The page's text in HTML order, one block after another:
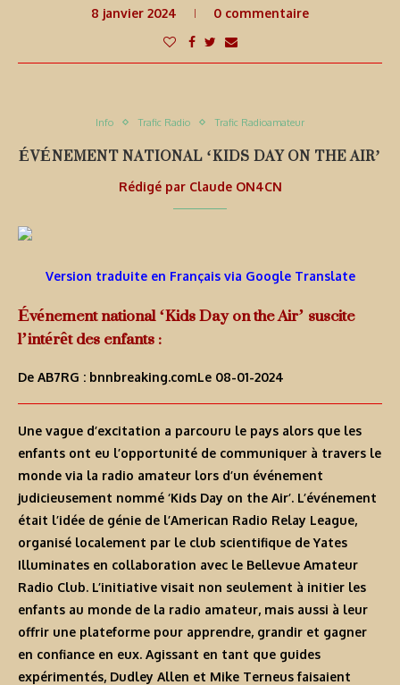
8 janvier 2024 0 commentaire
Info Trafic Radio Trafic Radioamateur
ÉVÉNEMENT NATIONAL ‘KIDS DAY ON THE AIR’
Rédigé par Claude ON4CN
Version traduite en Français via Google Translate
Événement national ‘Kids Day on the Air’ suscite
l’intérêt des enfants :
De AB7RG : bnnbreaking.comLe 08-01-2024
Une vague d’excitation a parcouru le pays alors que les
enfants ont eu l’opportunité de communiquer à travers le
monde via la radio amateur lors d’un événement
judicieusement nommé ‘Kids Day on the Air’. L’événement
était l’idée de génie de l’American Radio Relay League,
organisé localement par le club scientifique de Yates
Illuminates en collaboration avec le Bellevue Amateur
Radio Club. L’initiative visait non seulement à initier les
enfants au monde de la radio amateur, mais aussi à leur
offrir une plateforme pour apprendre, grandir et gagner
en confiance en eux. Agissant en tant que guides
expérimentés, Dudley Allen et Mike Terneus faisaient